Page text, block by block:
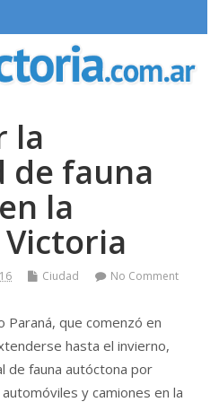
la
de fauna
la
Ciudad No Comment
Paraná, que comenzó en
hasta el invierno,
de fauna autóctona por
y camiones en la